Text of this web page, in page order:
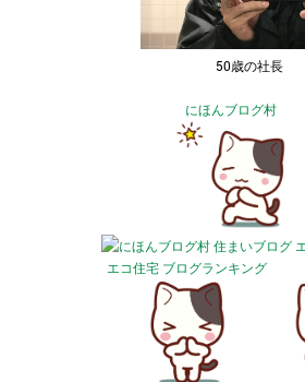
50歳の社長
にほんブログ村
エコ住宅 ブログランキング